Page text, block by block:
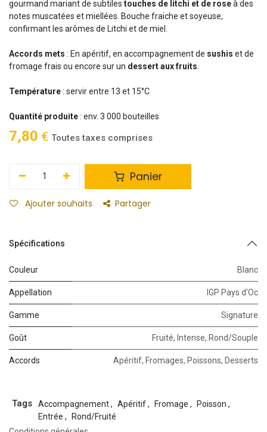
gourmand mariant de subtiles touches de litchi et de roseà des
notes muscatées et miellées. Bouche fraiche et soyeuse,
confirmant les arômes de Litchi et de miel.
Accords mets : En apéritif, en accompagnement de sushis et de
fromage frais ou encore sur un dessert aux fruits.
Température: servir entre 13 et 15°C
Quantité produite: env. 3 000 bouteilles
7,80 € Toutes taxes comprises
Panier
Ajouter souhaits Partager
Spécifications
Couleur Blanc
Appellation IGP Pays d'Oc
Gamme Signature
Goût Fruité, Intense, Rond/Souple
Accords Apéritif, Fromages, Poissons, Desserts
Tags Accompagnement, Apéritif, Fromage , Poisson ,
Entrée ,
Rond/Fruité